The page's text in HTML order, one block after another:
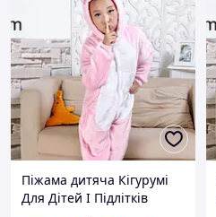
Піжама дитяча Кігурумі
Для Дітей І Підлітків